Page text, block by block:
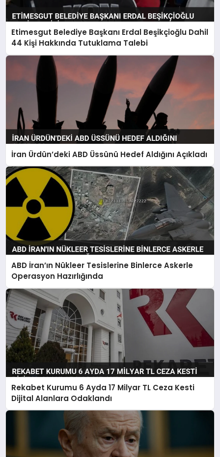
Etimesgut Belediye Başkanı Erdal Beşikçioğlu Dahil
44 Kişi Hakkında Tutuklama Talebi
İran Ürdün’deki ABD Üssünü Hedef Aldığını Açıkladı
ABD İran’ın Nükleer Tesislerine Binlerce Askerle
Operasyon Hazırlığında
Rekabet Kurumu 6 Ayda 17 Milyar TL Ceza Kesti
Dijital Alanlara Odaklandı